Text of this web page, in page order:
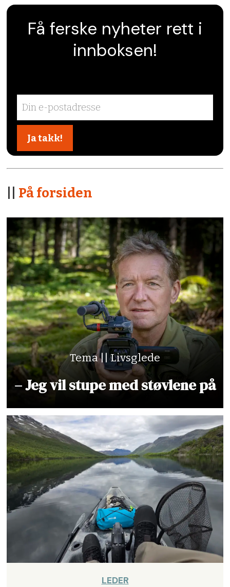
Få ferske nyheter rett i
innboksen!
På forsiden
Tema || Livsglede
– Jeg vil stupe med støvlene på
LEDER